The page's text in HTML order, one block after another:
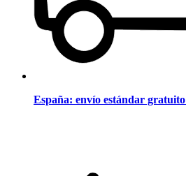
España: envío estándar gratuito